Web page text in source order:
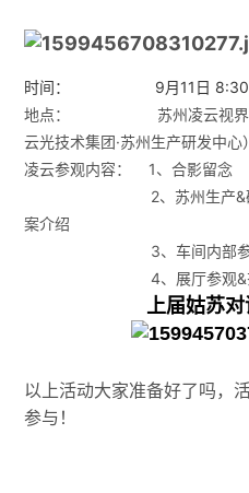
时间：
9月11日
地点： 苏州凌云视界智能
云光技术集团·苏州生产研发中心）
凌云参观内容： 1、合影留念
2、苏州生产&研发中
案介绍
3、车间内部参
4、展厅参观&
上届姑苏
以上活动大家准备好了吗，
参与！